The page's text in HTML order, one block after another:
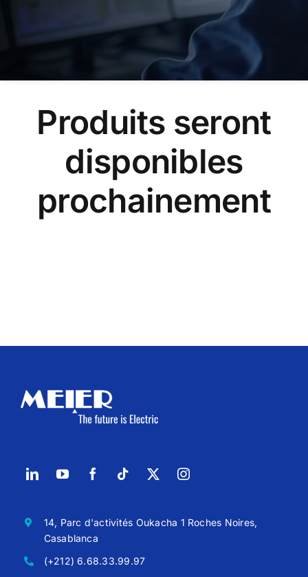
Produits seront
disponibles
prochainement
14, Parc d'activités Oukacha 1 Roches Noires,
Casablanca
(+212) 6.68.33.99.97